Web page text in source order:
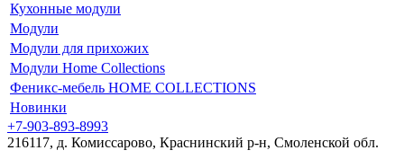
Кухонные модули
Модули
Модули для прихожих
Модули Home Collections
Феникс-мебель HOME COLLECTIONS
Новинки
+7-903-893-8993
216117, д. Комиссарово, Краснинский р-н, Смоленской обл.